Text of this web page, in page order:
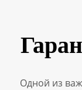
Одной из